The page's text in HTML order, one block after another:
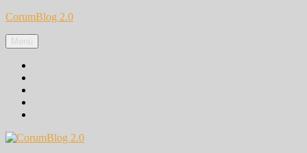
Zum
springen
CorumBlog 2.0
Menü